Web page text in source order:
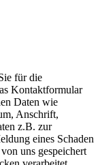
für die
Kontaktformular
Daten wie
Anschrift,
z.B. zur
eines Schaden
uns gespeichert